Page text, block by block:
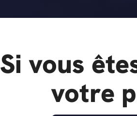
Si vous
votre